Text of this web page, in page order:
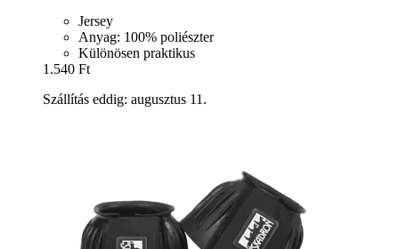
Jersey
Anyag: 100% poliészter
Különösen praktikus
1.540 Ft
Szállítás eddig: augusztus 11.